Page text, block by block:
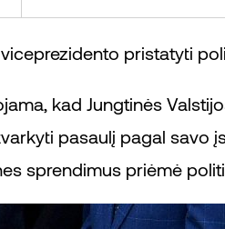
pristatyti
kad Jungtinės
pasaulį pagal savo
sprendimus priėmė